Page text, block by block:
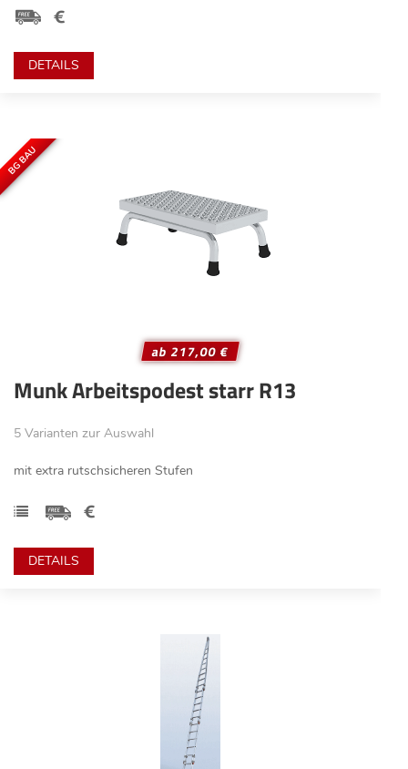
DETAILS
ab 217,00 €
Munk Arbeitspodest starr R13
5 Varianten zur Auswahl
mit extra rutschsicheren Stufen
DETAILS
BG BAU